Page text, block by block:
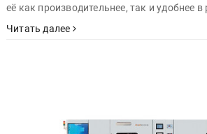
её как производительнее, так и удобнее в
Читать далее